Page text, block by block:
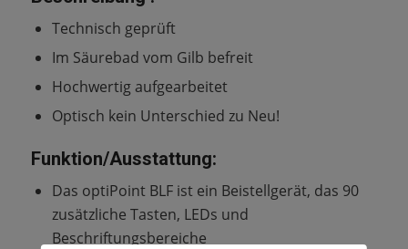
Technisch geprüft
Im Säurebad vom Gilb befreit
Hochwertig aufgearbeitet
Optisch kein Unterschied zu Neu!
Funktion/Ausstattung:
Das optiPoint BLF ist ein Beistellgerät, das 90
zusätzliche Tasten, LEDs und
Beschriftungsbereiche